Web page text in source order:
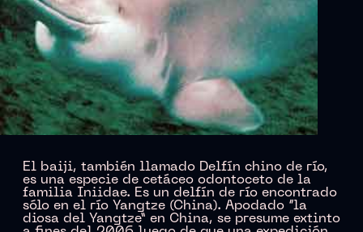
El baiji, también llamado Delfín chino de río,
es una especie de cetáceo odontoceto de la
familia Iniidae. Es un delfín de río encontrado
sólo en el río Yangtze (China). Apodado “la
diosa del Yangtze” en China, se presume extinto